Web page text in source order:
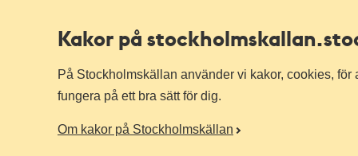
Kakor på stockholmskallan
På Stockholmskällan använder vi kakor, cookies,
fungera på ett bra sätt för dig.
Om kakor på Stockholmskällan